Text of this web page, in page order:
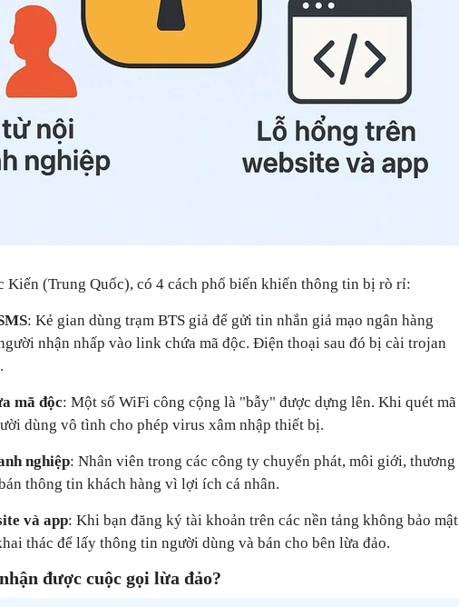
Kiến (Trung Quốc), có 4 cách phổ biến khiến thông tin bị rò rỉ:
: Kẻ gian dùng trạm BTS giả để gửi tin nhắn giả mạo ngân hàng
nhận nhấp vào link chứa mã độc. Điện thoại sau đó bị cài trojan
mã độc: Một số WiFi công cộng là "bẫy" được dựng lên. Khi quét mã
dùng vô tình cho phép virus xâm nhập thiết bị.
nghiệp: Nhân viên trong các công ty chuyển phát, môi giới, thương
thông tin khách hàng vì lợi ích cá nhân.
và app: Khi bạn đăng ký tài khoản trên các nền tảng không bảo mật
thác để lấy thông tin người dùng và bán cho bên lừa đảo.
được cuộc gọi lừa đảo?